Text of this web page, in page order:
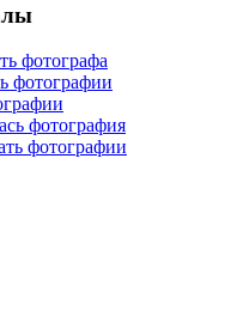
фотографа
фотографии
фотография
фотографии